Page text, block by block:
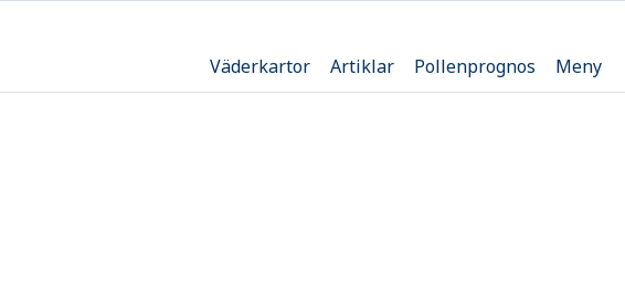
Väderkartor Artiklar Pollenprognos Meny